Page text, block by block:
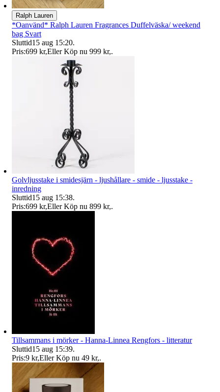
Ralph Lauren
*Oanvänd* Ralph Lauren Fragrances Duffelväska/ weekend
bag Svart
Sluttid15 aug 15:20.
Pris:699 kr,Eller Köp nu 999 kr,.
Golvljusstake i smidesjärn - ljushållare - smide - ljusstake -
inredning
Sluttid15 aug 15:38.
Pris:699 kr,Eller Köp nu 899 kr,.
Tillsammans i mörker - Hanna-Linnea Rengfors - litteratur
Sluttid15 aug 15:39.
Pris:9 kr,Eller Köp nu 49 kr,.